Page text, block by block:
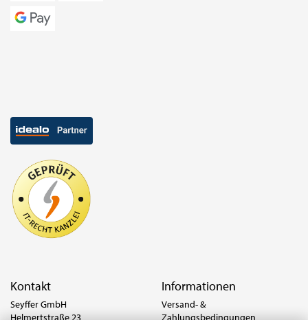
Kontakt
Seyffer GmbH
Helmertstraße 23
Informationen
Versand- &
Zahlungsbedingungen